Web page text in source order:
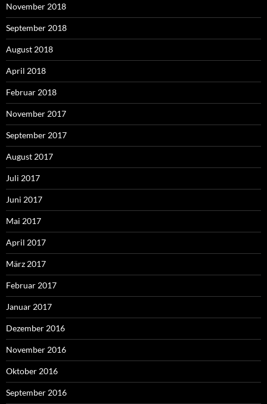
November 2018
September 2018
August 2018
April 2018
Februar 2018
November 2017
September 2017
August 2017
Juli 2017
Juni 2017
Mai 2017
April 2017
März 2017
Februar 2017
Januar 2017
Dezember 2016
November 2016
Oktober 2016
September 2016